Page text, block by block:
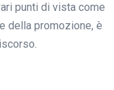
punti di vista come
della promozione, è